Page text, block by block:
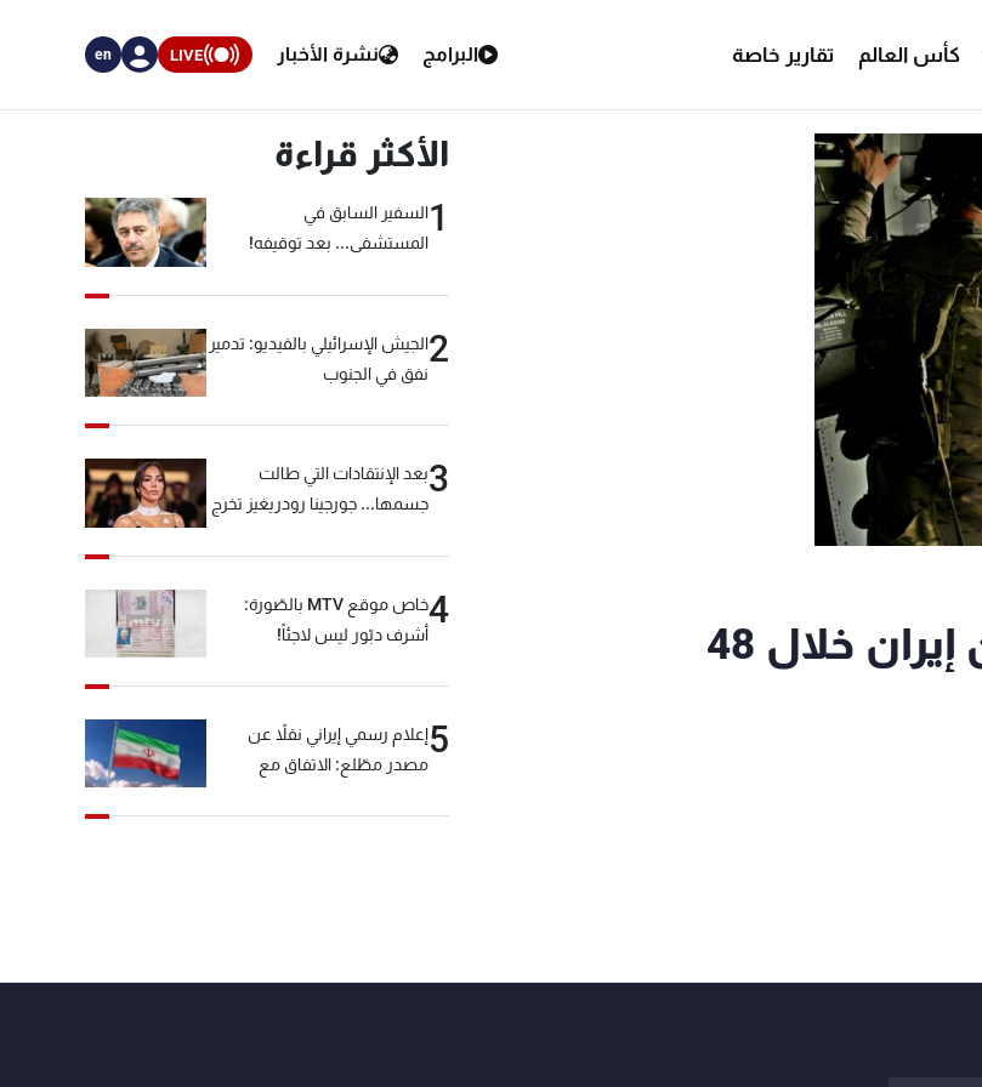
كأس العالم تقارير خاصة البرامج نشرة الأخبار LIVE
en
أكسيوس: أميركا تتوقع ردا من إيران خلال 48
الأكثر قراءة
1السفير السابق في
المستشفى... بعد توقيفه!
2الجيش الإسرائيلي بالفيديو: تدمير
نفق في الجنوب
3بعد الإنتقادات التي طالت
جسمها... جورجينا رودريغيز تخرج
4
خاص موقع MTV بالصّورة:
أشرف دبّور ليس لاجئاً!
5إعلام رسمي إيراني نقلاً عن
مصدر مطّلع: الاتفاق مع